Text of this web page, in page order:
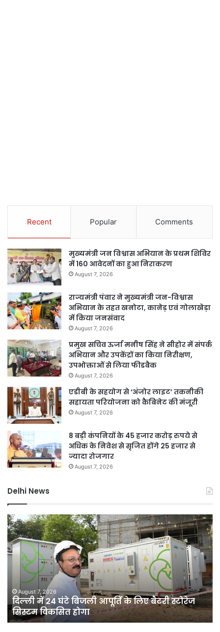
Recent Popular Comments
मुख्यमंत्री जन विश्वास अभियान के प्रथम शिविर
में 160 आवेदनों का हुआ निराकरण
August 7, 2026
राज्यमंत्री पंवार ने मुख्यमंत्री जन-विश्वास
अभियान के तहत खनोटा, कानेड़ एवं गोलाखेड़ा
में किया जनसंवाद
August 7, 2026
प्रमुख सचिव ऊर्जा मनीष सिंह ने सीहोर में संपर्क
अभियान और उपकेंद्रों का किया निरीक्षण,
उपभोक्ताओं से लिया फीडबैक
August 7, 2026
एडीबी के सहयोग से ‘अंजोर लाइट’ तकनीकी
सहायता परियोजना को कैबिनेट की मंजूरी
August 7, 2026
8 बड़ी कंपनियों के 45 हजार करोड़ रुपये से
अधिक के निवेश से सृजित होंगे 25 हजार से
ज्यादा रोजगार
August 7, 2026
Delhi News
दिल्ली
में
24
घंटे
बिजली
लिए
बैटरी
स्टोरेज
सिस्टम
August 7, 2026
दिल्ली में 24 घंटे बिजली आपूर्ति के लिए बैटरी स्टोरेज
सिस्टम विकसित होगा
में
पर